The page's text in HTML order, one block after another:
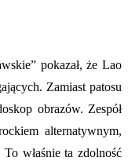
pokazał, że Lao
Zamiast patosu
obrazów. Zespół
alternatywnym,
właśnie ta zdolność